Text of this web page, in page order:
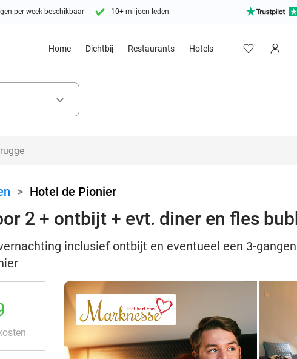
per week beschikbaar 10+ miljoen leden
Home Dichtbij Restaurants Hotels
keyboard_arrow_down
> Hotel de Pionier
2 + ontbijt + evt. diner en fles
inclusief ontbijt en eventueel een 3-